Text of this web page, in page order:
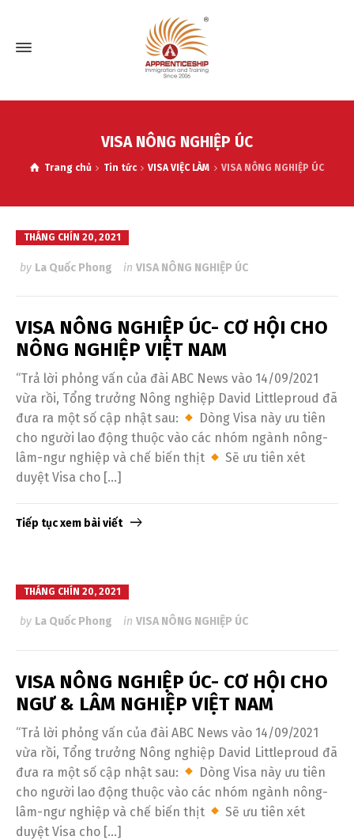
VISA NÔNG NGHIỆP ÚC
Trang chủ Tin tức VISA VIỆC LÀM VISA NÔNG NGHIỆP ÚC
THÁNG CHÍN 20, 2021
by La Quốc Phong in VISA NÔNG NGHIỆP ÚC
VISA NÔNG NGHIỆP ÚC- CƠ HỘI CHO
NÔNG NGHIỆP VIỆT NAM
“Trả lời phỏng vấn của đài ABC News vào 14/09/2021
vừa rồi, Tổng trưởng Nông nghiệp David Littleproud đã
đưa ra một số cập nhật sau:
Dòng Visa này ưu tiên
cho người lao động thuộc vào các nhóm ngành nông-
lâm-ngư nghiệp và chế biến thịt
Sẽ ưu tiên xét
duyệt Visa cho […]
Tiếp tục xem bài viết
THÁNG CHÍN 20, 2021
by La Quốc Phong in VISA NÔNG NGHIỆP ÚC
VISA NÔNG NGHIỆP ÚC- CƠ HỘI CHO
NGƯ & LÂM NGHIỆP VIỆT NAM
“Trả lời phỏng vấn của đài ABC News vào 14/09/2021
vừa rồi, Tổng trưởng Nông nghiệp David Littleproud đã
đưa ra một số cập nhật sau:
Dòng Visa này ưu tiên
cho người lao động thuộc vào các nhóm ngành nông-
lâm-ngư nghiệp và chế biến thịt
Sẽ ưu tiên xét
duyệt Visa cho […]